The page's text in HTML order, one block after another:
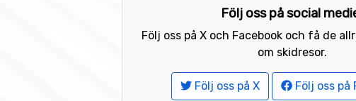
Följ oss på social
Följ oss på X och Facebook och få de
om skidresor.
Följ oss på X Följ oss på